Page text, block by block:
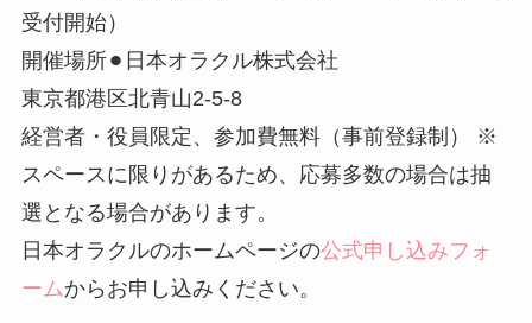
受付開始）
開催場所⚫︎日本オラクル株式会社
東京都港区北青山2-5-8
経営者・役員限定、参加費無料（事前登録制） ※
スペースに限りがあるため、応募多数の場合は抽
選となる場合があります。
日本オラクルのホームページの公式申し込みフォ
ームからお申し込みください。